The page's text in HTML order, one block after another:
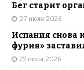
Бег старит
27 июля, 2026
Испания снова
фурия»
22 июля, 2026